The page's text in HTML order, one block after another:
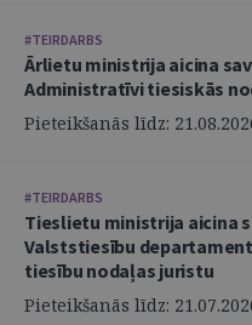
#TEIRDARBS
Ārlietu ministrija aicina
Administratīvi tiesiskās
Pieteikšanās līdz:
#TEIRDARBS
Tieslietu ministrija aicina
Valststiesību
tiesību nodaļas juristu
Pieteikšanās līdz: